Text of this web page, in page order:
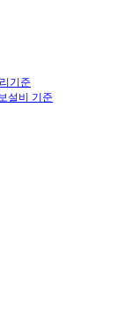
기준
설비 기준